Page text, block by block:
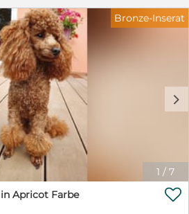
1 / 7
d
Bronze-Inserat
Apricot Farbe 